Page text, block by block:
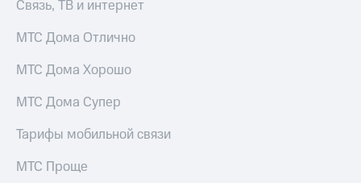
Связь, ТВ и интернет
МТС Дома Отлично
МТС Дома Хорошо
МТС Дома Супер
Тарифы мобильной связи
МТС Проще